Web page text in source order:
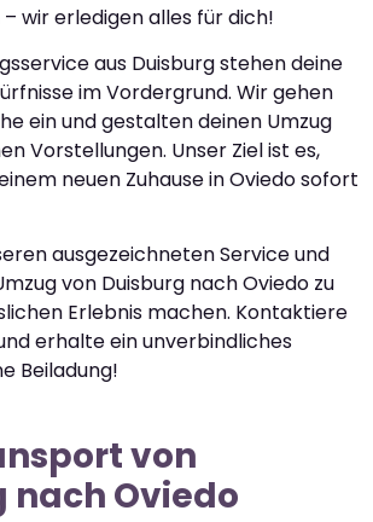
wir erledigen alles für dich!
aus Duisburg stehen deine
im Vordergrund. Wir gehen
ein und gestalten deinen Umzug
Vorstellungen. Unser Ziel ist es,
neuen Zuhause in Oviedo sofort
ausgezeichneten Service und
von Duisburg nach Oviedo zu
Erlebnis machen. Kontaktiere
erhalte ein unverbindliches
Beiladung!
von
nach Oviedo